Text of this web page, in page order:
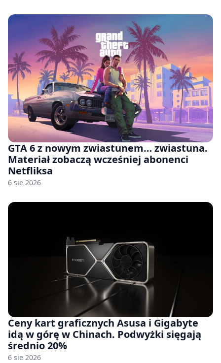
GTA 6 z nowym zwiastunem… zwiastuna.
Materiał zobaczą wcześniej abonenci
Netfliksa
6 sie 2026
Ceny kart graficznych Asusa i Gigabyte
idą w górę w Chinach. Podwyżki sięgają
średnio 20%
6 sie 2026